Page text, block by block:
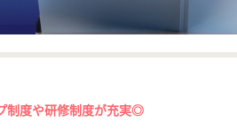
制度や研修制度が充実◎